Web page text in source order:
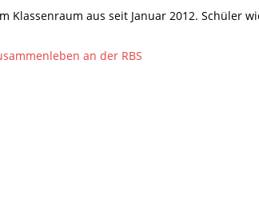
Klassenraum aus seit Januar 2012. Schüler
an der RBS